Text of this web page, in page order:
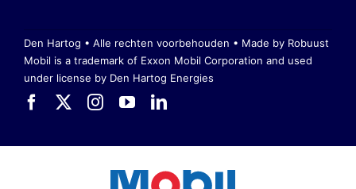
Den Hartog • Alle rechten voorbehouden • Made by Robuust
Mobil is a trademark of Exxon Mobil Corporation and used
under license by Den Hartog Energies